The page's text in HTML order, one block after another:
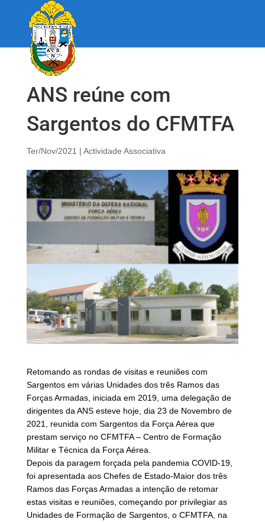
ANS reúne com
Sargentos do CFMTFA
Ter/Nov/2021 | Actividade Associativa
Retomando as rondas de visitas e reuniões com
Sargentos em várias Unidades dos três Ramos das
Forças Armadas, iniciada em 2019, uma delegação de
dirigentes da ANS esteve hoje, dia 23 de Novembro de
2021, reunida com Sargentos da Força Aérea que
prestam serviço no CFMTFA – Centro de Formação
Militar e Técnica da Força Aérea.
Depois da paragem forçada pela pandemia COVID-19,
foi apresentada aos Chefes de Estado-Maior dos três
Ramos das Forças Armadas a intenção de retomar
estas visitas e reuniões, começando por privilegiar as
Unidades de Formação de Sargentos, o CFMTFA, na